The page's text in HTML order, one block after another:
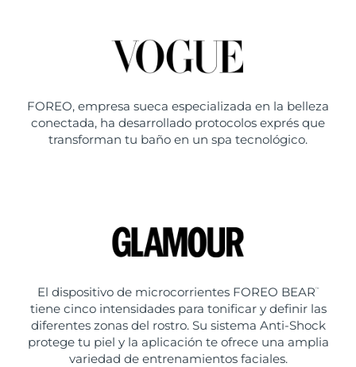
FOREO, empresa sueca especializada en la belleza
conectada, ha desarrollado protocolos exprés que
transforman tu baño en un spa tecnológico.
El dispositivo de microcorrientes FOREO BEAR ™
tiene cinco intensidades para tonificar y definir las
diferentes zonas del rostro. Su sistema Anti-Shock
protege tu piel y la aplicación te ofrece una amplia
variedad de entrenamientos faciales.